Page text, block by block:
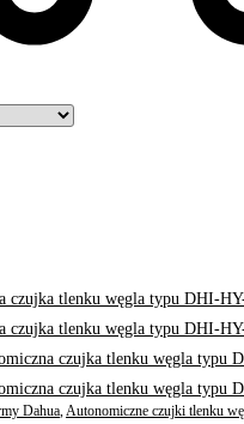
Dahua,Autonomiczne czujki tlenku